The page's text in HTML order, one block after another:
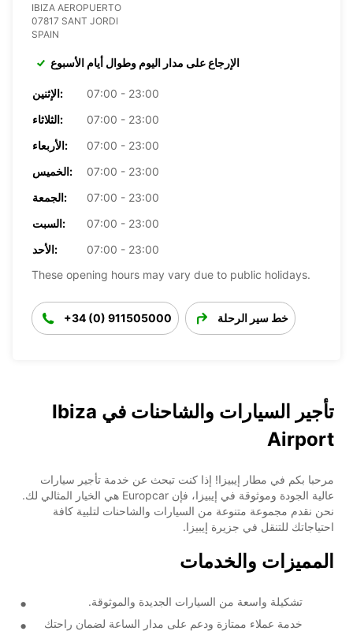
IBIZA AEROPUERTO
07817 SANT JORDI
SPAIN
الإرجاع على مدار اليوم وطوال أيام الأسبوع
الإثنين:
07:00 - 23:00
الثلاثاء:
07:00 - 23:00
الأربعاء:
07:00 - 23:00
الخميس:
07:00 - 23:00
الجمعة:
07:00 - 23:00
السبت:
07:00 - 23:00
الأحد:
07:00 - 23:00
These opening hours may vary due to public holidays.
+34 (0) 911505000 خط سير الرحلة
تأجير السيارات والشاحنات في Ibiza
Airport
مرحبا بكم في مطار إيبيزا! إذا كنت تبحث عن خدمة تأجير سيارات
عالية الجودة وموثوقة في إيبيزا، فإن Europcar هي الخيار المثالي لك.
نحن نقدم مجموعة متنوعة من السيارات والشاحنات لتلبية كافة
احتياجاتك للتنقل في جزيرة إيبيزا.
المميزات والخدمات
تشكيلة واسعة من السيارات الجديدة والموثوقة.
خدمة عملاء ممتازة ودعم على مدار الساعة لضمان راحتك